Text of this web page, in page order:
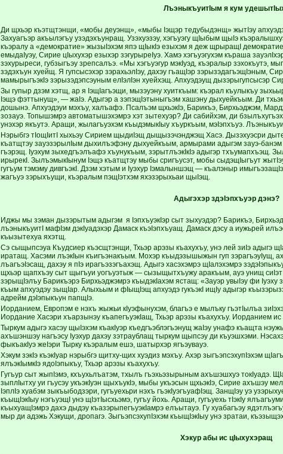
ЛъэныкъуитIым я кум
Ди щхьэр къэтщтэнщи, «мобы деуэнщ», «мыбы Iэщэр тедубыдэнщ» жытIэу
Захуагъэр акъылэгъу узэдэхъунращ. Узэхуэзэу, хэ­гъуэгу щIыбым щыIэ
къэралу а «демократие» жызыIэхэм япэ щIыкIэ езыхэм я деж щрыращI
емыдаIуэу, Сирие цIыхухэр езыхэр зэгурыреIуэ. Хамэ хэгъуэгухэм къраша
зэхурыреси, губзыгъэу зрепсалъэ. «Мы хэгъуэгур мэ­кIуэд, къэралыр зэхокъутэ,
зэдэхъун хуейщ. Я гупсысэхэр зэ­ра­хьэлIэу, дахэу гъащIэр зэрызэ­дагъэ­щIэ­­ным,
мамырыгъэкIэ зэ­ры­зэ­дэпсэуным елIэлIэн хуейхэщ. Ап­хуэ­дэущ дызэрыгупсысэр
Зы гупыр дзэм хэтщ, ар я IэщIагъэщи, мызэуэну хуиткъым: къэрал къулыкъу
Iэщэ фэттынущ», — жаIэ. Адыгэр а зэпэщIэтыныгъэм хашэну дыхуейкъым. Ди
дошынэ. Апхуэдэуи мэхъу, халъафэ. Псалъэм щхьэкIэ, Барикъэ, Бирхьэджэм,
зозауэ. Топышэмрэ автоматышэхэмрэ хэт зытехуэр? Ди сабийхэм, ди
унэхэр якъутэ. Ара­щи, жылагъуэхэм къыдэмыкIыу хъур­къым, мэIэпхъуэ.
Нэрыбгэ тIощIитI хыхьэу Сирием щыдиIэщ дыщызэчэнджэщ Хасэ. Дызэхуэсри
къатщтэу зауэ­зэрылIым дыхилъэфэну дыхуейкъым, ар­мырами адыгэм зауэ-
гъэрэщ. Iуэхум зыхедгъэлъафэ хъуну­къым, зэрытлъэкIкIэ адыгэр тхъумап­хъэщ.­
ирырекI. ЗылъэмыкIы­нум Iэщэ къатщтэу мыбы сригъусэт, мо­бы сыдэщIыгъут
гугъум тэмэму дивгъэкI. Дзэм хэтым и Iуэхур Iэмалыншэщ — къалэныр
жагъуэ зэрыхъущи, къэралым пэщIэтхэм яхэзэрыхьаи щыIэщ.
Адыгэхэр здэIэпхъуэр дэнэ?
Иджы мы зэман дызэрытым адыгэм я IэпхъуэкIэр сыт зыхуэдэр? Барикъэ,
лъэныкъуитI мафIэм дэкIуадэхэр Дамаск къэIэп­хъуащ. Дамаск дэсу а иужьрей
къызытехуа яхэтщ.
Сэ сыщыпсэуа Къудсиер къэсщтэнщи, Тхьэр арэзы къахухъу, унэ лей зиIэ ­адыгэ
иратащ. Хасэми лъэ­кIын къигъэнакъым. Мохэр къыдэзышыжын гуп зэрагъэуIущ,
лъагъэ­Iэсащ, дахэу я пIэ ирагъэзэгъахэщ. ­Адыгэ хасэхэмрэ щIалэхэмрэ
щхьэр щапхъэу сыт щыгъуи уогъуэтыж — сызыщытхъужу аракъым, ауэ унищ
зэрыщIэлъу Барикъэрэ Бирхьэджэмрэ къыдэкIахэм ястащ: «Зауэр увыIэу фи
къым апхуэдэу зыщIар. Алыхьым и фIы­щIэщ апхуэдэ гукъэкI ищIу адыгэр
адрейм дэIэпыкъун пап­щIэ.
Иорданием, Европэм е нэхъ жыжьи кIуэфынухэм, благъэ е мылъку гъэтIы­лъа
Иордание Хасэри хъарзынэу къапегъуэкIащ, Тхьэр арэзы къахухъу. Иорданием
Тыркум адыгэ хасэу щыIэхэм къа­кIуэр къедгъэблэгъэнущ жаIэу унафэ къащта
ахъшэншэу нагъэсу Iуэхур дахэу зэтраублащ тыркум щыпсэу ди къуэшхэми.
фыкъакIуэ жеIэри Тырку къэралым ешэ, шатырхэр ягъэувауэ.
Хэкум зэкIэ къэкIуар нэрыбгэ щитху-щих хуэдиз мэхъу. Ахэр зыгъэпсэ­хупIэ­хэм
ялъэкIымкIэ ядоIэпыкъу, Тхьэр арэзы къахухъу.
Гугъур сыт жыпIэмэ, кхъухьлъатэм, тхылъ гъэхьэзырыным ахъшэшхуэ то­кIуадэ.
зыплIытху уи гъусэу укъэкIуэн щыхъукIэ, мыбы укъэсын щхьэкIэ, Сирие ахъшэу
IэплIэ хуабэм зыкъыбодзэри, гугъуехьри нэхъ гъэкIуэгъуафIэщ. ЗанщIэу уэ
къыщIэкIыу нэгъуэщI унэ щIэтIысхьэмэ, гугъу йохь. Аращи, гугъуехь тIэкIу
къыхуащIэмрэ дахэ дыдэу къазэрыпе­гъуэ­кIамрэ елъытауэ. Гу хуабагъэу
мыр ди адэжь Хэкущи, дропагэ. ЗыгъэпсэхупIэхэм къыщIэкIыу унэ зратаи,
Хэкур абы ис цIыхухэращ